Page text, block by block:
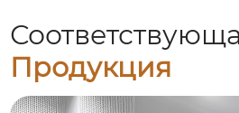
Продукция